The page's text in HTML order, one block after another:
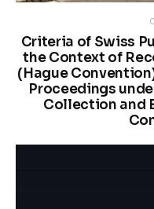
Criteria of Swiss
the Context of
(Hague
Proceedings
Collection and